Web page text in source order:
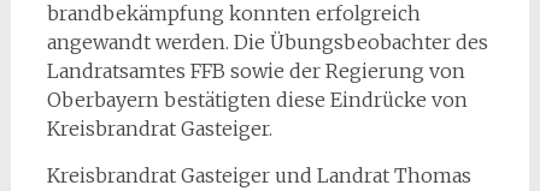
brandbekämpfung konnten erfolgreich
angewandt werden. Die Übungsbeobachter des
Landratsamtes FFB sowie der Regierung von
Oberbayern bestätigten diese Eindrücke von
Kreisbrandrat Gasteiger.
Kreisbrandrat Gasteiger und Landrat Thomas